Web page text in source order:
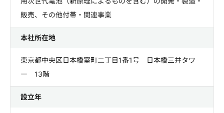
販売、その他付帯・関連事業
本社所在地
東京都中央区日本橋室町二丁目1番1号 日本橋三井タワ
ー 13階
設立年